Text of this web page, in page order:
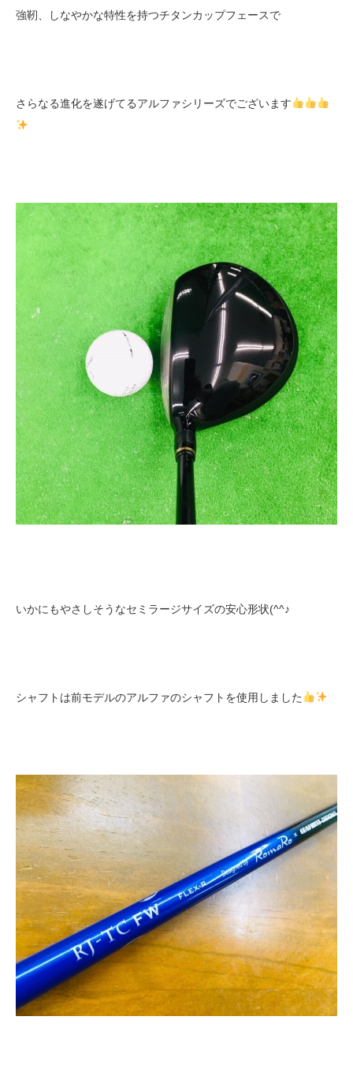
強靭、しなやかな特性を持つチタンカップフェースで
さらなる進化を遂げてるアルファシリーズでございます
いかにもやさしそうなセミラージサイズの安心形状(^^♪
シャフトは前モデルのアルファのシャフトを使用しました